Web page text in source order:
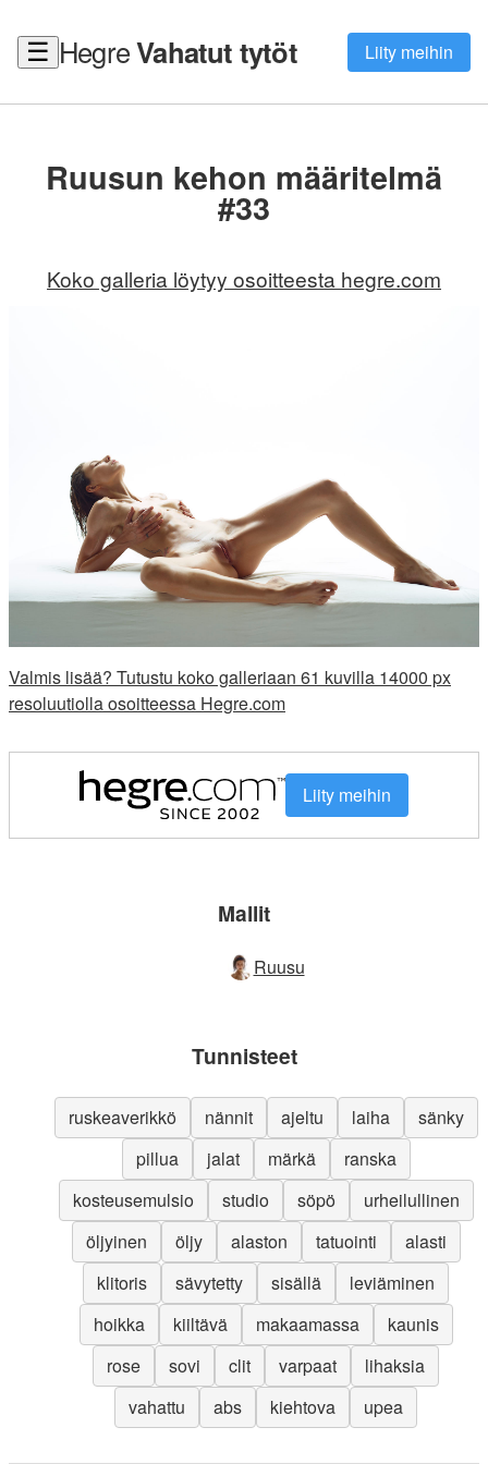
☰ HegreVahatut tytöt Liity meihin
Ruusun kehon määritelmä
#33
Koko galleria löytyy osoitteesta hegre.com
Valmis lisää? Tutustu koko galleriaan 61 kuvilla 14000 px
resoluutiolla osoitteessa Hegre.com
Liity meihin
Mallit
Ruusu
Tunnisteet
ruskeaverikkö nännit ajeltu laiha
sänky
pillua
jalat märkä
ranska
kosteusemulsio
studio söpö
urheilullinen
öljyinen
öljy alaston tatuointi
alasti
klitoris
sävytetty sisällä
leviäminen
hoikka
kiiltävä makaamassa
kaunis
rose
sovi clit varpaat
lihaksia
vahattu
abs kiehtova upea